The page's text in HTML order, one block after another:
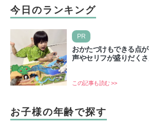
今日のランキング
PR
おかたづけもできる点
声やセリフが盛りだく
この記事も読む >>
お子様の年齢で探す